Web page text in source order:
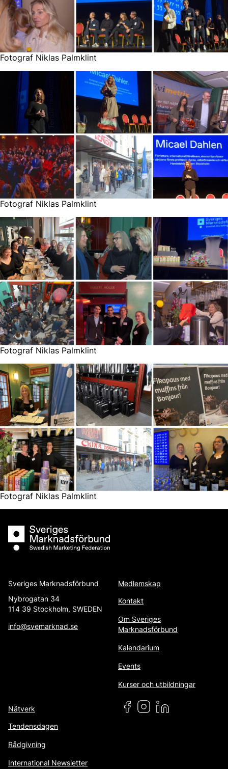
Fotograf Niklas Palmklint
Fotograf Niklas Palmklint
Fotograf Niklas Palmklint
Fotograf Niklas Palmklint
Sveriges Marknadsförbund
Sveriges Marknadsförbund
Nybrogatan 34
114 39 Stockholm, SWEDEN
info@svemarknad.se
Medlemskap
Kontakt
Om Sveriges
Marknadsförbund
Kalendarium
Events
Kurser och utbildningar
Nätverk
Tendensdagen
Rådgivning
International Newsletter